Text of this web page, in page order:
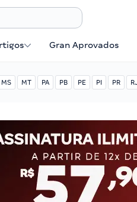
Gran Aprovados
MS MT PA PB PE PI PR